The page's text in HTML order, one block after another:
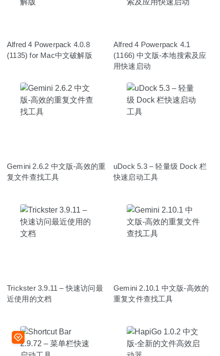
Alfred 4 Powerpack 4.0.8
(1135) for Mac中文破解版
Alfred 4 Powerpack 4.1
(1166) 中文版-本地搜索及应
用快速启动
Gemini 2.6.2 中文版-高效的重
复文件查找工具
uDock 5.3 – 轻量级 Dock 栏
快速启动工具
Trickster 3.9.11 – 快速访问最
近使用的文档
Gemini 2.10.1 中文版-高效的
重复文件查找工具